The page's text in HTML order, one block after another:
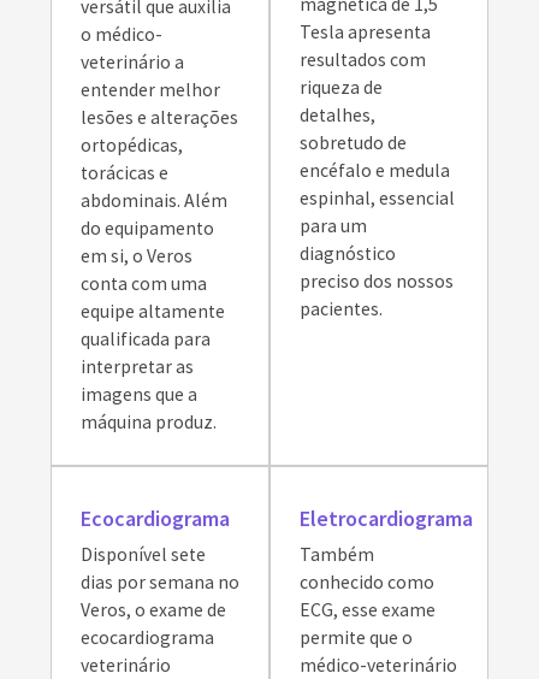
versátil que auxilia
o médico-
veterinário a
entender melhor
lesões e alterações
ortopédicas,
torácicas e
abdominais. Além
do equipamento
em si, o Veros
conta com uma
equipe altamente
qualificada para
interpretar as
imagens que a
máquina produz.
Tesla apresenta
resultados com
riqueza de
detalhes,
sobretudo de
encéfalo e medula
espinhal, essencial
para um
diagnóstico
preciso dos nossos
pacientes.
Ecocardiograma
Disponível sete
dias por semana no
Veros, o exame de
ecocardiograma
veterinário
Eletrocardiograma
Também
conhecido como
ECG, esse exame
permite que o
médico-veterinário